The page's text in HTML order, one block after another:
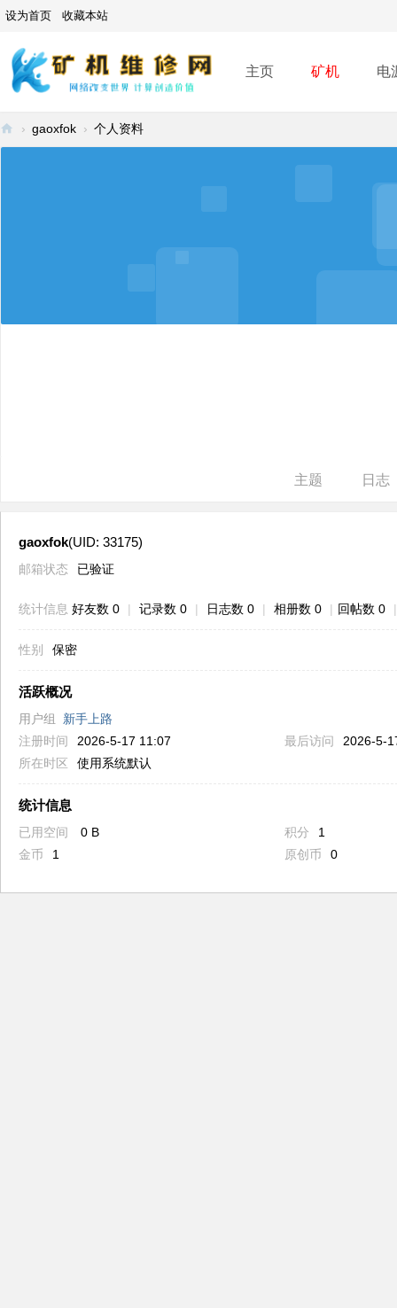
设为首页 收藏本站
主页 矿机 电
› gaoxfok › 个人资料
主题 日志
gaoxfok(UID: 33175)
邮箱状态 已验证
统计信息 好友数 0 | 记录数 0 | 日志数 0 | 相册数 0 | 回帖数 0 |
性别 保密
活跃概况
用户组 新手上路
注册时间
2026-5-17 11:07 最后访问
2026-5-
所在时区
使用系统默认
统计信息
已用空间 0 B 积分
1
金币
1 原创币 0